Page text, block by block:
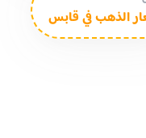
الذهب في قابس